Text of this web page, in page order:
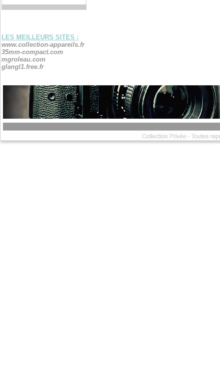
LES MEILLEURS SITES :
www.collection-appareils.fr
35mm-compact.com
mgroleau.com
glangl1.free.fr